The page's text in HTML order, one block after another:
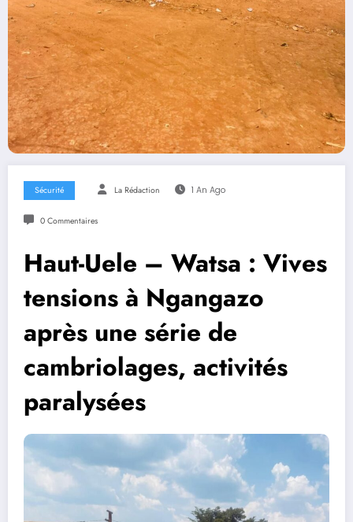
Sécurité La Rédaction 1 An Ago
0 Commentaires
Haut-Uele – Watsa : Vives
tensions à Ngangazo
après une série de
cambriolages, activités
paralysées